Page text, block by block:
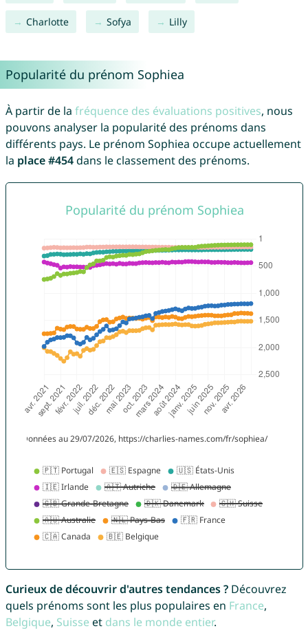
Charlotte Sofya Lilly
Popularité du prénom Sophiea
À partir de la fréquence des évaluations positives, nous
pouvons analyser la popularité des prénoms dans
différents pays. Le prénom Sophiea occupe actuellement
la place #454dans le classement des prénoms.
Curieux de découvrir d'autres tendances ?Découvrez
quels prénoms sont les plus populaires en France,
Belgique, Suisse et dans le monde entier.